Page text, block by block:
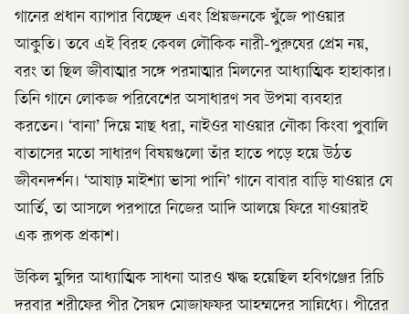
গানের প্রধান ব্যাপার বিচ্ছেদ এবং প্রিয়জনকে খুঁজে পাওয়ার
আকুতি। তবে এই বিরহ কেবল লৌকিক নারী-পুরুষের প্রেম নয়,
বরং তা ছিল জীবাত্মার সঙ্গে পরমাত্মার মিলনের আধ্যাত্মিক হাহাকার।
তিনি গানে লোকজ পরিবেশের অসাধারণ সব উপমা ব্যবহার
করতেন। ‘বানা’ দিয়ে মাছ ধরা, নাইওর যাওয়ার নৌকা কিংবা পুবালি
বাতাসের মতো সাধারণ বিষয়গুলো তাঁর হাতে পড়ে হয়ে উঠত
জীবনদর্শন। ‘আষাঢ় মাইশ্যা ভাসা পানি’ গানে বাবার বাড়ি যাওয়ার যে
আর্তি, তা আসলে পরপারে নিজের আদি আলয়ে ফিরে যাওয়ারই
এক রূপক প্রকাশ।
উকিল মুন্সির আধ্যাত্মিক সাধনা আরও ঋদ্ধ হয়েছিল হবিগঞ্জের রিচি
দরবার শরীফের পীর সৈয়দ মোজাফফর আহম্মদের সান্নিধ্যে। পীরের